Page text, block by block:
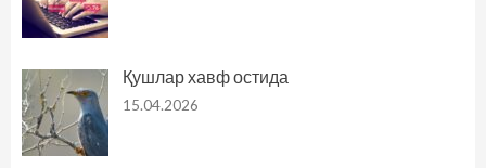
Қушлар хавф остида
15.04.2026